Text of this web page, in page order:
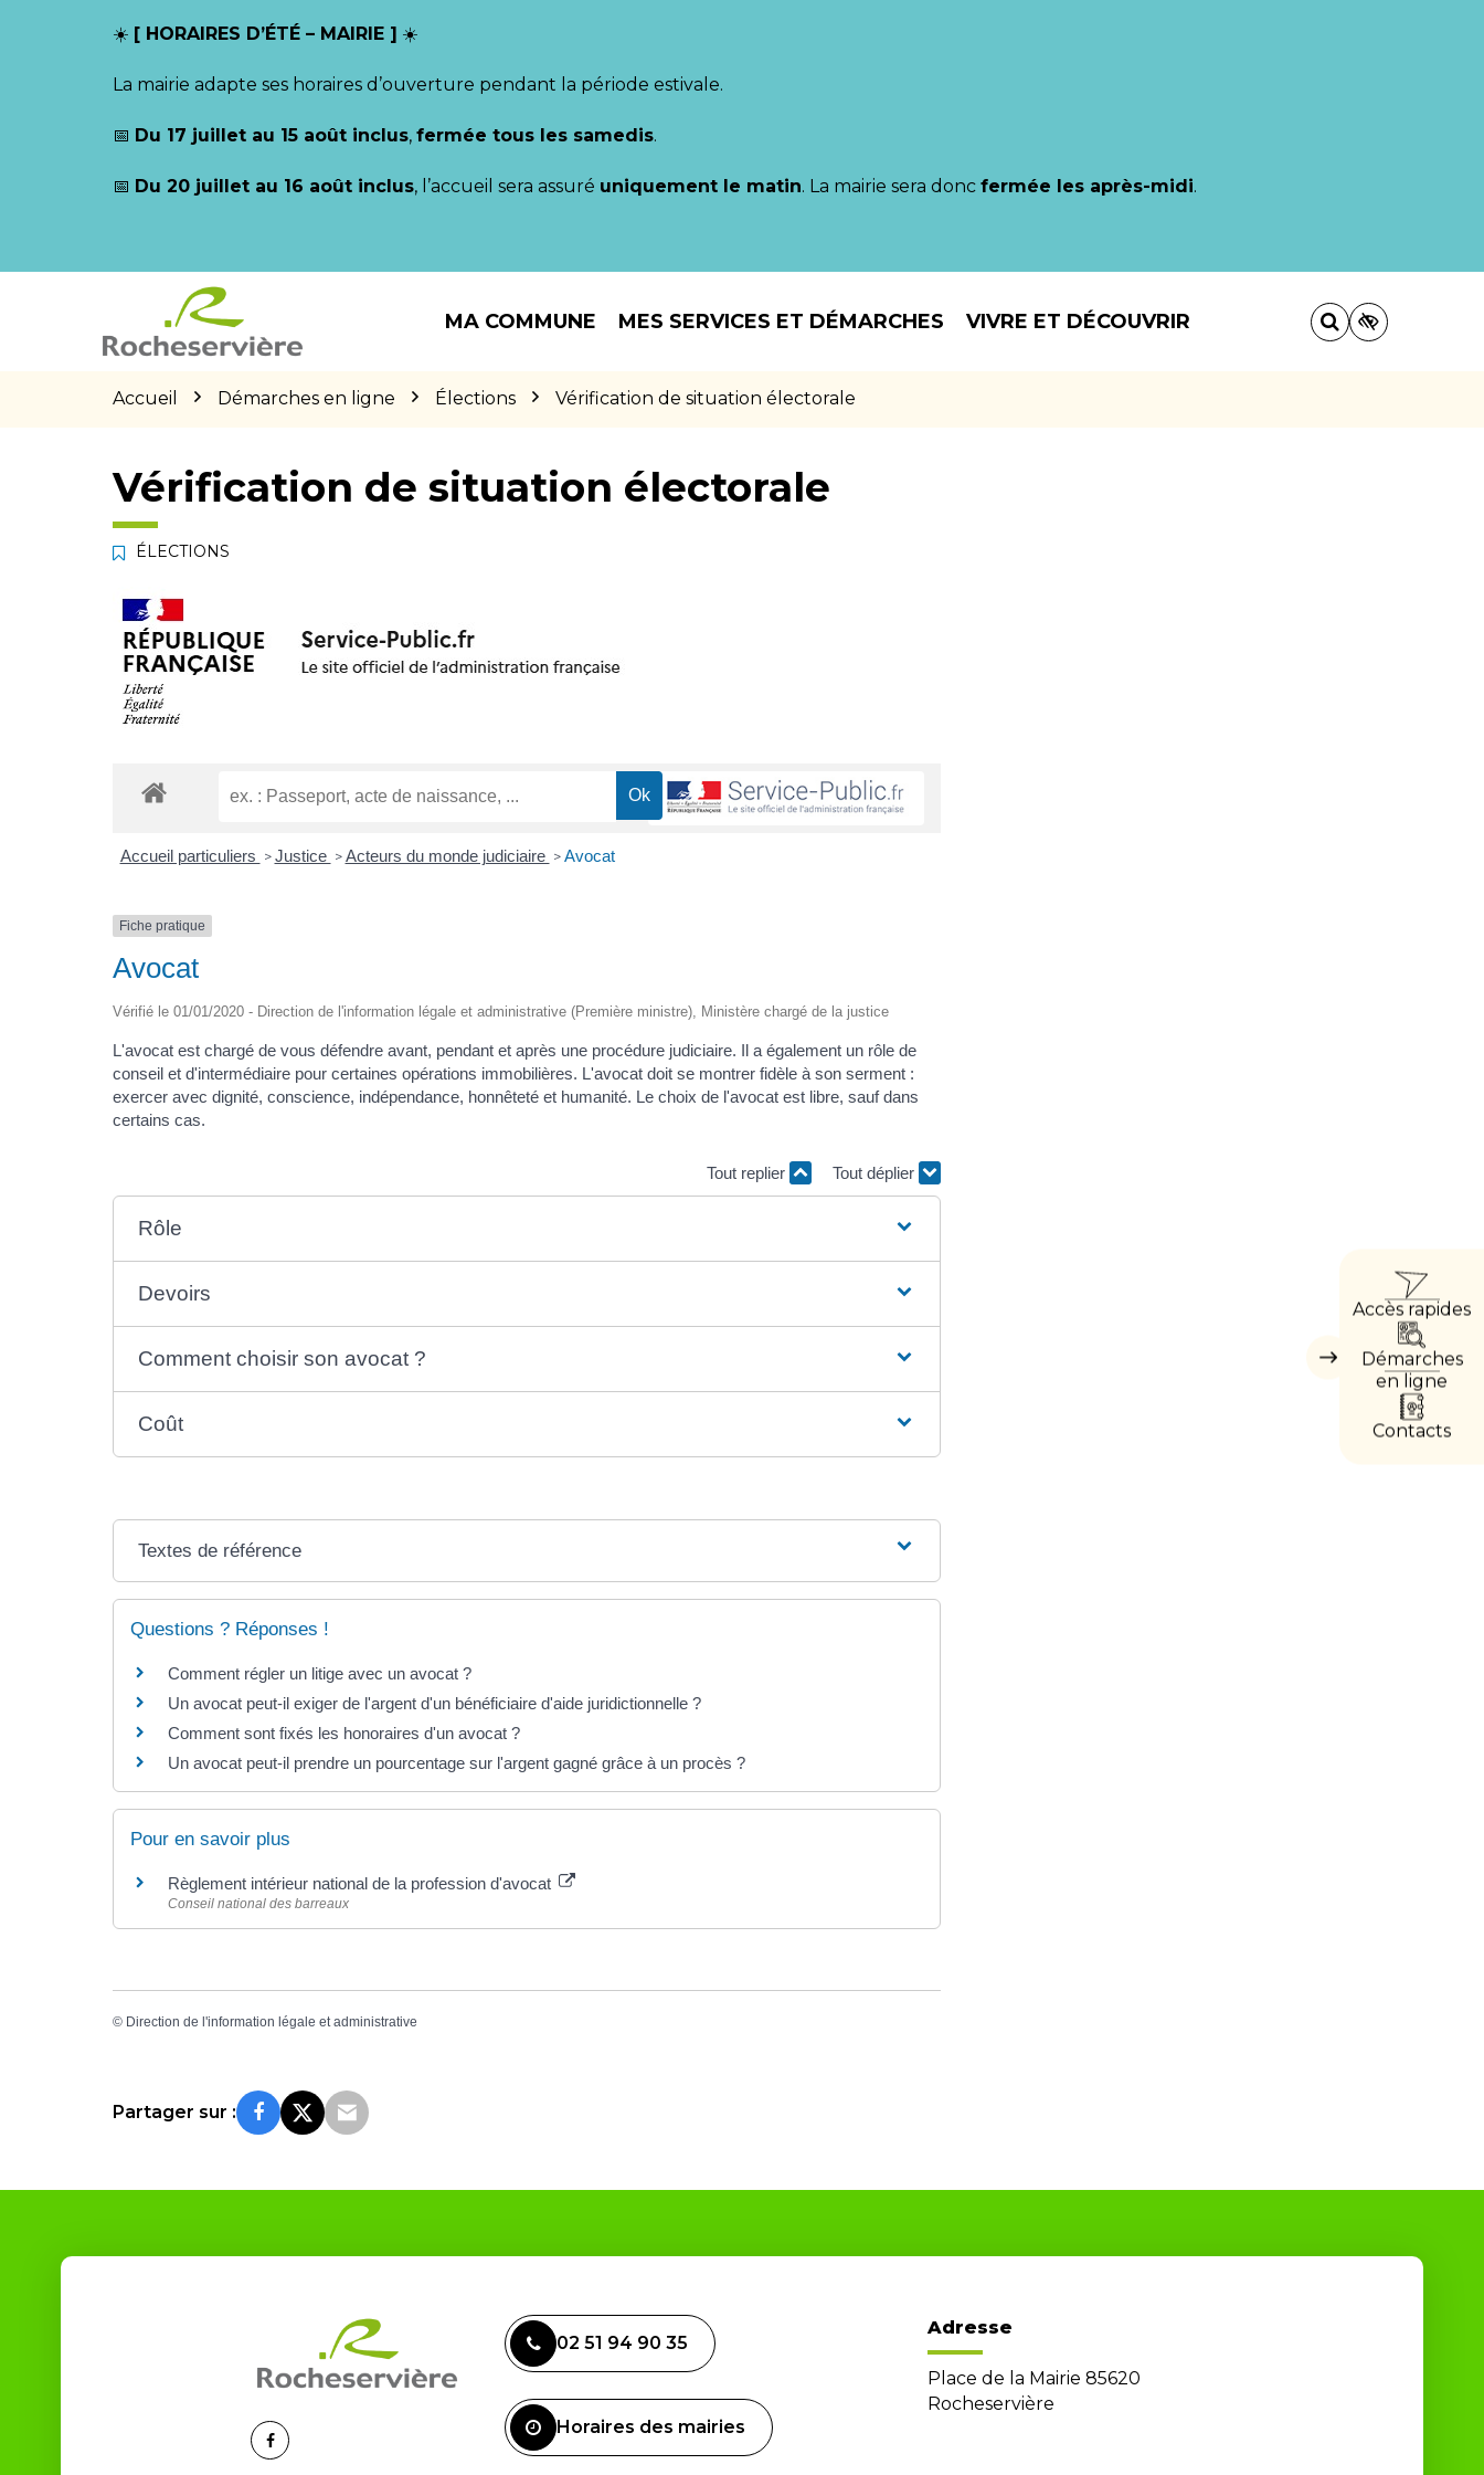
☀️ [ HORAIRES D’ÉTÉ – MAIRIE ] ☀️
La mairie adapte ses horaires d’ouverture pendant la période estivale.
📅 Du 17 juillet au 15 août inclus, fermée tous les samedis.
📅 Du 20 juillet au 16 août inclus, l’accueil sera assuré uniquement le matin. La mairie sera donc fermée les après-midi.
MA COMMUNE MES SERVICES ET DÉMARCHES VIVRE ET DÉCOUVRIR
Accueil Démarches en ligne Élections Vérification de situation électorale
Masquer
Accès rapides
Démarches
en ligne
Contacts
Vérification de situation électorale
ÉLECTIONS
Accueil particuliers > Justice > Acteurs du monde judiciaire > Avocat
Fiche pratique
Avocat
Vérifié le 01/01/2020 - Direction de l'information légale et administrative (Première ministre), Ministère chargé de la justice
L'avocat est chargé de vous défendre avant, pendant et après une procédure judiciaire. Il a également un rôle de
conseil et d'intermédiaire pour certaines opérations immobilières. L'avocat doit se montrer fidèle à son serment :
exercer avec dignité, conscience, indépendance, honnêteté et humanité. Le choix de l'avocat est libre, sauf dans
certains cas.
Tout replier Tout déplier
Rôle
Devoirs
Comment choisir son avocat ?
Coût
Textes de référence
Questions ? Réponses !
Comment régler un litige avec un avocat ?
Un avocat peut-il exiger de l'argent d'un bénéficiaire d'aide juridictionnelle ?
Comment sont fixés les honoraires d'un avocat ?
Un avocat peut-il prendre un pourcentage sur l'argent gagné grâce à un procès ?
Pour en savoir plus
Règlement intérieur national de la profession d'avocat
Conseil national des barreaux
© Direction de l'information légale et administrative
Partager sur :
Lien
02 51 94 90 35
Horaires des mairies
Adresse
Place de la Mairie 85620
Rocheservière